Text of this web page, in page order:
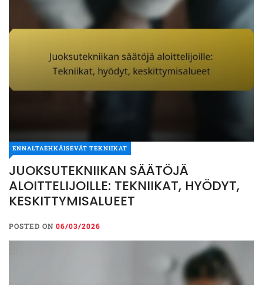
ENNALTAEHKÄISEVÄT TEKNIIKAT
JUOKSUTEKNIIKAN SÄÄTÖJÄ
ALOITTELIJOILLE: TEKNIIKAT, HYÖDYT,
KESKITTYMISALUEET
POSTED ON 06/03/2026